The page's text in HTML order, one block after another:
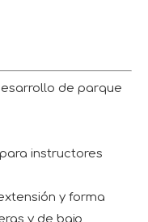
de parque
instructores
y forma
y de bajo